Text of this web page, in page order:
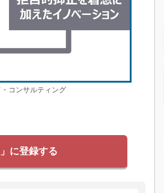
コンサルティング
に登録する